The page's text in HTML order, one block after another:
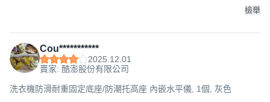
檢舉
Cou***********
2025.12.01
賣家: 酷澎股份有限公司
洗衣機防滑耐重固定底座/防潮托高座 內嵌水平儀, 1個, 灰色